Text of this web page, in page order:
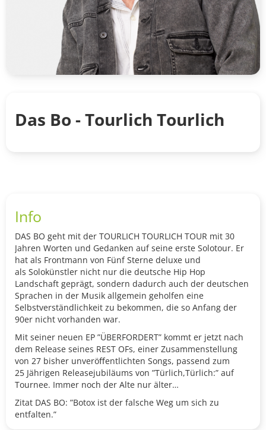
Das Bo - Tourlich Tourlich
Info
DAS BO geht mit der TOURLICH TOURLICH TOUR mit 30
Jahren Worten und Gedanken auf seine erste Solotour. Er
hat als Frontmann von Fünf Sterne deluxe und
als Solokünstler nicht nur die deutsche Hip Hop
Landschaft geprägt, sondern dadurch auch der deutschen
Sprachen in der Musik allgemein geholfen eine
Selbstverständlichkeit zu bekommen, die so Anfang der
90er nicht vorhanden war.
Mit seiner neuen EP ”ÜBERFORDERT” kommt er jetzt nach
dem Release seines REST OFs, einer Zusammenstellung
von 27 bisher unveröﬀentlichten Songs, passend zum
25 Jährigen Releasejubiläums von ”Türlich,Türlich:” auf
Tournee. Immer noch der Alte nur älter…
Zitat DAS BO: ”Botox ist der falsche Weg um sich zu
entfalten.”